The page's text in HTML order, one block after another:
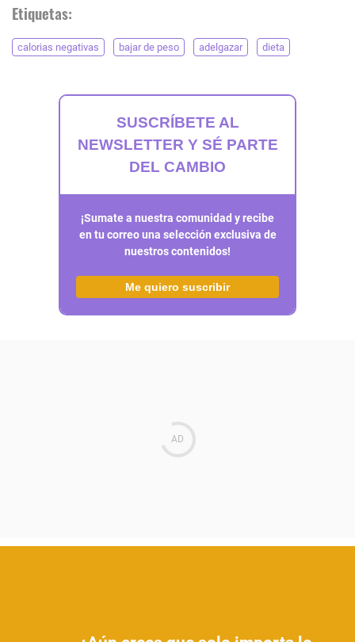
Etiquetas:
calorias negativas bajar de peso adelgazar dieta
SUSCRÍBETE AL
NEWSLETTER Y SÉ PARTE
DEL CAMBIO
¡Sumate a nuestra comunidad y recibe
en tu correo una selección exclusiva de
nuestros contenidos!
Me quiero suscribir